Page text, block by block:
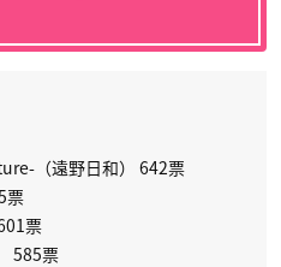
（遠野日和） 642票
票
票
585票